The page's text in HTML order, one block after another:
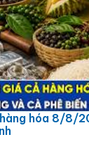
hóa 8/8/